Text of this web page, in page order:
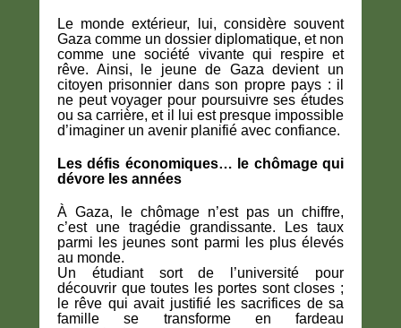
Le monde extérieur, lui, considère souvent
Gaza comme un dossier diplomatique, et non
comme une société vivante qui respire et
rêve. Ainsi, le jeune de Gaza devient un
citoyen prisonnier dans son propre pays : il
ne peut voyager pour poursuivre ses études
ou sa carrière, et il lui est presque impossible
d’imaginer un avenir planifié avec confiance.
Les défis économiques… le chômage qui
dévore les années
À Gaza, le chômage n’est pas un chiffre,
c’est une tragédie grandissante. Les taux
parmi les jeunes sont parmi les plus élevés
au monde.
Un étudiant sort de l’université pour
découvrir que toutes les portes sont closes ;
le rêve qui avait justifié les sacrifices de sa
famille se transforme en fardeau